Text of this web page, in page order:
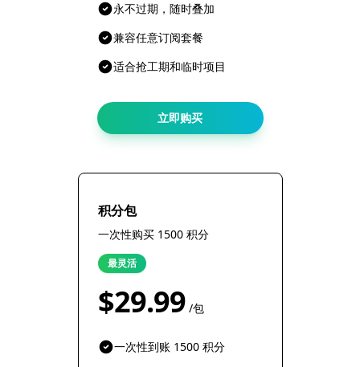
永不过期，随时叠加
兼容任意订阅套餐
适合抢工期和临时项目
立即购买
积分包
一次性购买 1500 积分
最灵活
$29.99 /包
一次性到账 1500 积分